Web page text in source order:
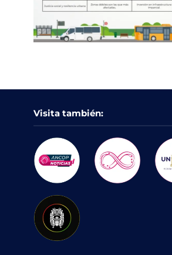
Visita también: